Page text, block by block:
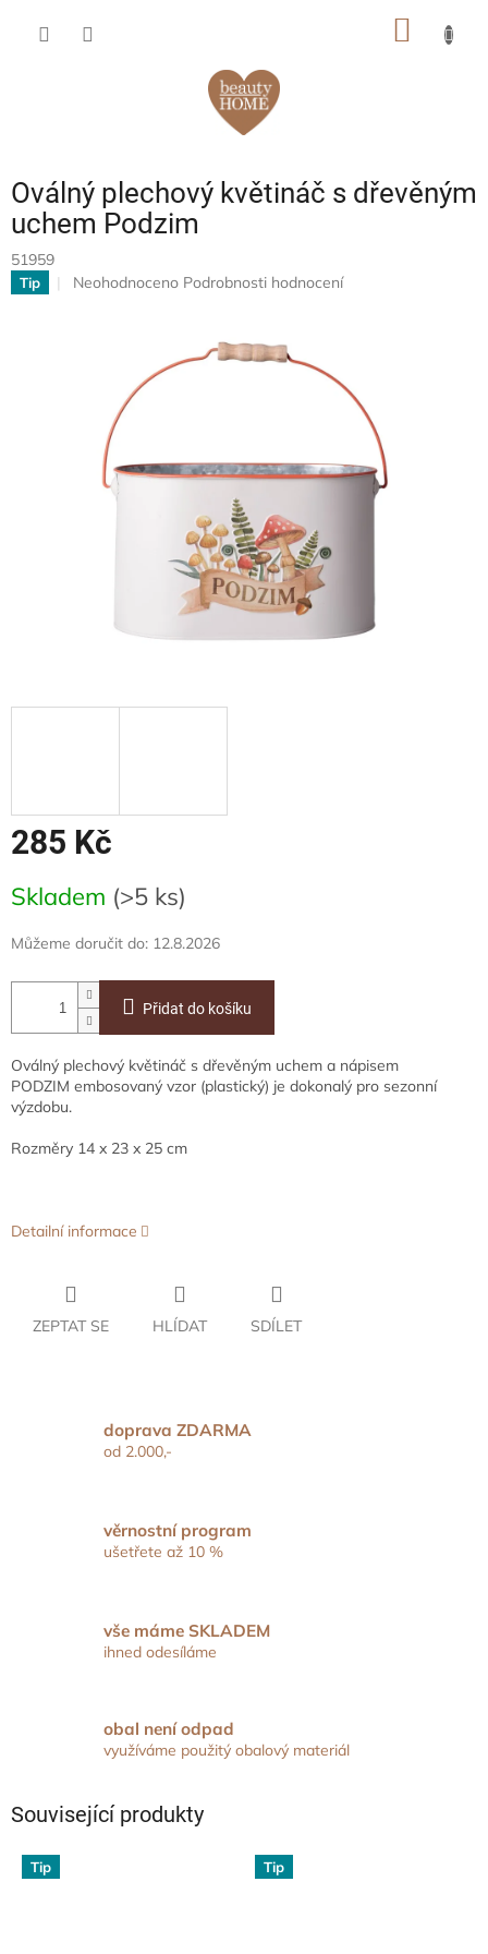
Oválný plechový květináč s dřevěným
uchem Podzim
51959
Tip
Průměrné
hvězdiček.
Neohodnoceno Podrobnosti hodnocení
285 Kč
cena:
Skladem (>5 ks)
Můžeme doručit do: 12.8.2026
Přidat do košíku
Oválný plechový květináč s dřevěným uchem a nápisem
PODZIM embosovaný vzor (plastický) je dokonalý pro sezonní
výzdobu.
Rozměry 14 x 23 x 25 cm
Detailní informace
ZEPTAT SE HLÍDAT SDÍLET
doprava ZDARMA
od 2.000,-
věrnostní program
ušetřete až 10 %
vše máme SKLADEM
ihned odesíláme
obal není odpad
využíváme použitý obalový materiál
Související produkty
Tip Tip